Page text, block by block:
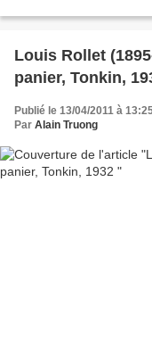
Louis Rollet
panier, Tonkin,
Publié le 13/04/2011 à
Par Alain Truong